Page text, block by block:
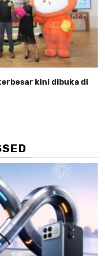
kini dibuka di